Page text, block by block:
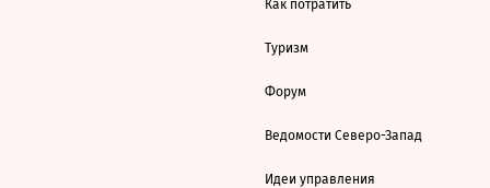
Как потратить
Туризм
Форум
Ведомости Северо-Запад
Идеи управления